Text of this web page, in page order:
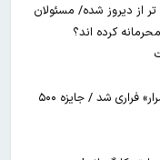
از دیروز شده/ مسئولان
کرده اند؟
عاقبت عجیب واعظ تلویزیون؛ مجری «کلید اسرار» فراری شد / جایزه ۵۰۰